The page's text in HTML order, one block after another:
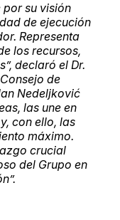
por su visión
de ejecución
Representa
los recursos,
declaró el Dr.
de
Nedeljković
las une en
con ello, las
máximo.
crucial
del Grupo en